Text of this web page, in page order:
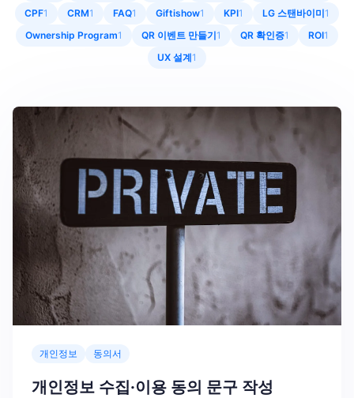
CPF1 CRM1 FAQ1 Giftishow1 KPI1 LG 스탠바이미1
Ownership Program1 QR 이벤트 만들기1 QR 확인증1 ROI1
UX 설계1
개인정보 동의서
개인정보 수집·이용 동의 문구 작성